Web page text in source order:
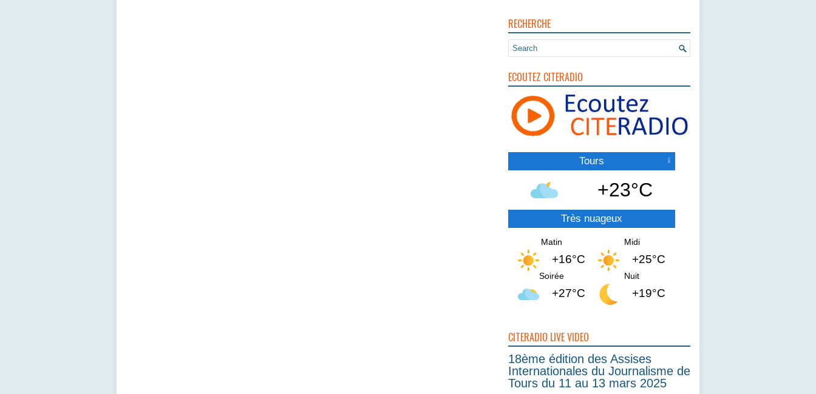
RECHERCHE
ECOUTEZ CITERADIO
Tours
+23°C
Très nuageux
Matin
+16°C
Midi
+25°C
Soirée
+27°C
Nuit
+19°C
CITERADIO LIVE VIDEO
18ème édition des Assises
Internationales du Journalisme de
Tours du 11 au 13 mars 2025